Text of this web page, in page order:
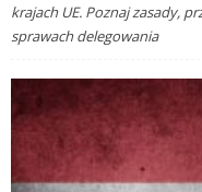
krajach UE. Poznaj zasady,
sprawach delegowania